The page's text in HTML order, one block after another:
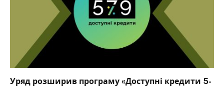
Уряд розширив програму «Доступні кредити 5-